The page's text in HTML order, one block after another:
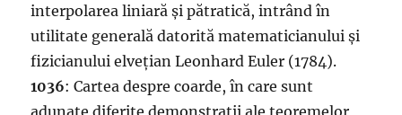
interpolarea liniară și pătratică, intrând în
utilitate generală datorită matematicianului și
fizicianului elvețian Leonhard Euler (1784).
1036: Cartea despre coarde, în care sunt
adunate diferite demonstrații ale teoremelor